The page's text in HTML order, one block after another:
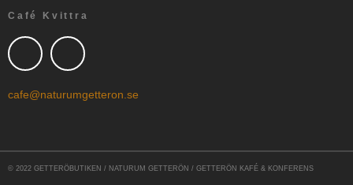
Café Kvittra
cafe@naturumgetteron.se
© 2022 GETTERÖBUTIKEN / NATURUM GETTERÖN / GETTERÖN KAFÉ & KONFERENS